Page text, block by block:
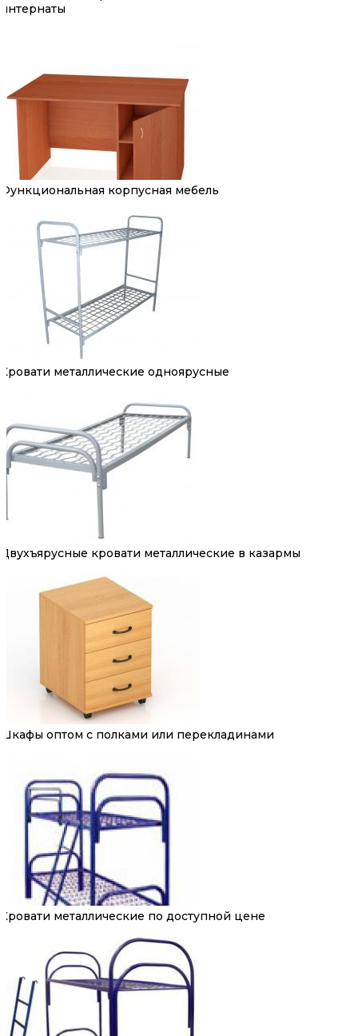
интернаты
Функциональная корпусная мебель
Кровати металлические одноярусные
Двухъярусные кровати металлические в казармы
Шкафы оптом с полками или перекладинами
Кровати металлические по доступной цене